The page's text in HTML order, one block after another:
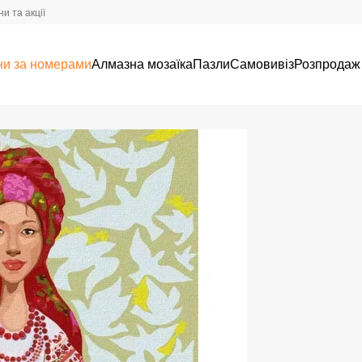
та акції
за номерамиАлмазна мозаїкаПазлиСамовивізРозпродаж